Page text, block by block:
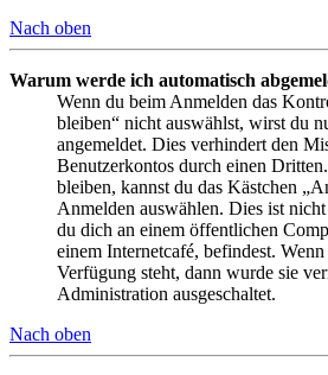
Nach oben
Warum werde ich automatisch
Wenn du beim Anmelden das
bleiben“ nicht auswählst, wirst du
angemeldet. Dies verhindert den
Benutzerkontos durch einen
bleiben, kannst du das Kästchen
Anmelden auswählen. Dies ist
du dich an einem öffentlichen
einem Internetcafé, befindest.
Verfügung steht, dann wurde sie
Administration ausgeschaltet.
Nach oben